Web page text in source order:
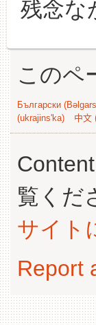
残念な
このペ
Български
(ukrajins'ka)
中文
覧くだ
サイト
Report